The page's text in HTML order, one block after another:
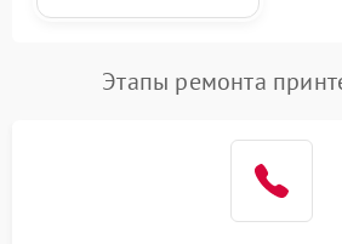
Этапы ремонта